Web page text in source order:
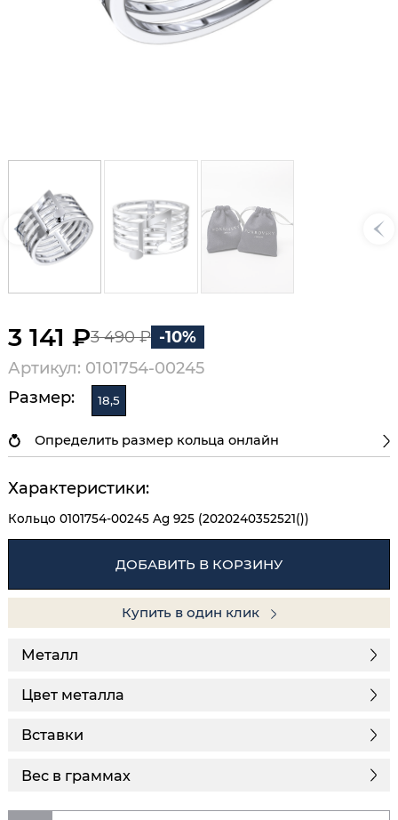
3 141 ₽3 490 ₽ -10%
Артикул: 0101754-00245
Размер:
18,5
Определить размер кольца онлайн
Характеристики:
Кольцо 0101754-00245 Ag 925 (2020240352521())
ДОБАВИТЬ В КОРЗИНУ
Купить в один клик
Металл
Цвет металла
Вставки
Вес в граммах